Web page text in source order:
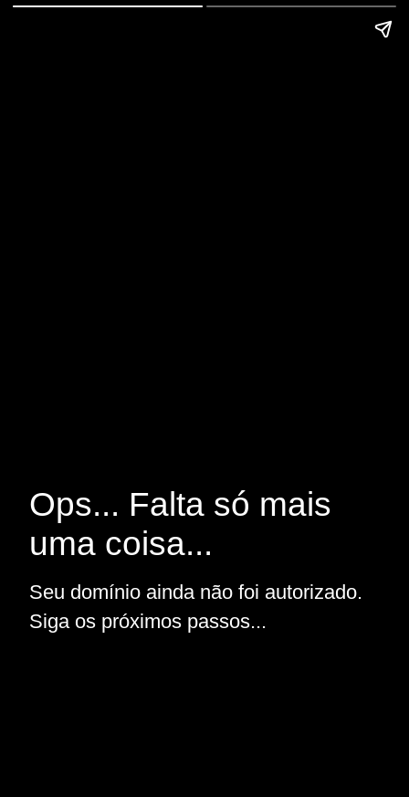
Ops... Falta só mais
uma coisa...
Seu domínio ainda não foi autorizado.
Siga os próximos passos...